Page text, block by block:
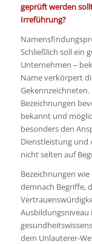
geprüft werden
Irreführung?
Schließlich soll ein
Unternehmen –
Name verkörpert
Bezeichnungen
bekannt und
besonders den
Dienstleistung und
nicht selten auf
Bezeichnungen
demnach Begriffe,
Ausbildungsniveau
dem Unlauterer-